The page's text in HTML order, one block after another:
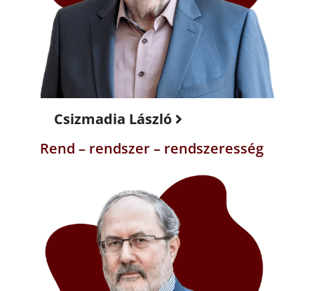
Csizmadia László
Rend – rendszer – rendszeresség